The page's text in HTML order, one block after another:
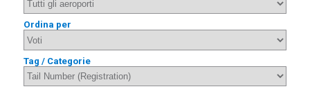
Ordina per
Tag / Categorie